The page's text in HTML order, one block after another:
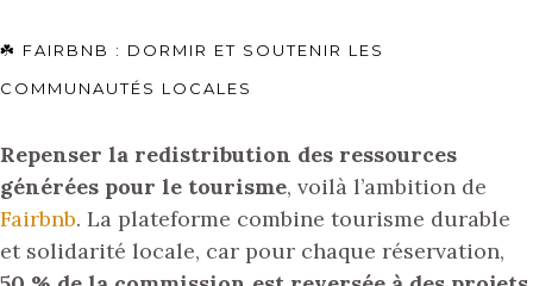
☘️ FAIRBNB : DORMIR ET SOUTENIR LES
COMMUNAUTÉS LOCALES
Repenser la redistribution des ressources
générées pour le tourisme, voilà l’ambition de
Fairbnb. La plateforme combine tourisme durable
et solidarité locale, car pour chaque réservation,